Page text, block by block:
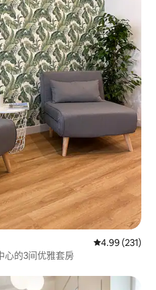
從 231 則評價
4.99 (231)
心的3间优雅套房